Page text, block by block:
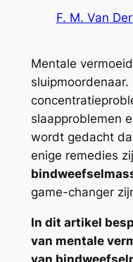
F. M. Van
Mentale
slaapproblemen
wordt gedacht
enige remedies
game-changer
In dit artikel
van mentale